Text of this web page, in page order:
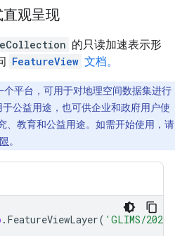
观呈现
的只读加速表示形
FeatureView 文档。
个平台，可用于对地理空间数据集进行
公益用途，也可供企业和政府用户使
、教育和公益用途。如需开始使用，请
。
. FeatureViewLayer( 'GLIMS/